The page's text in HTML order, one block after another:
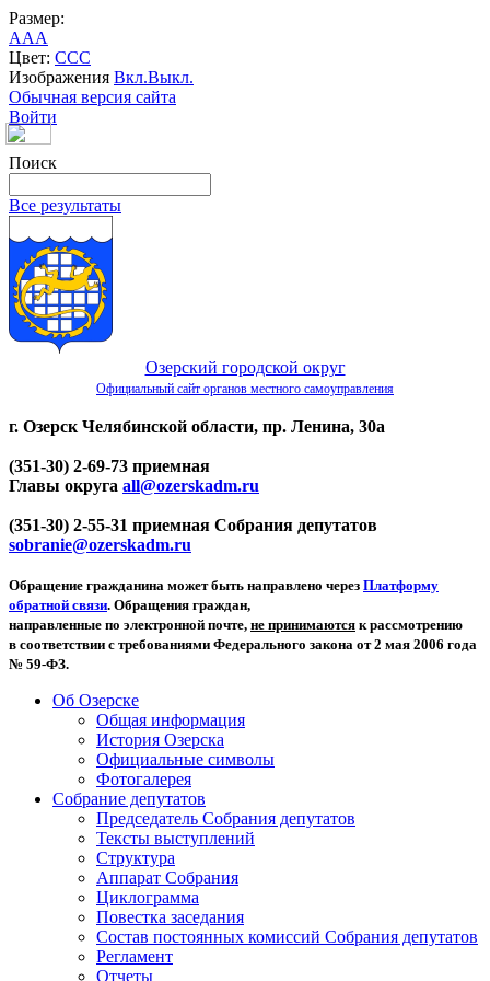
Размер:
AAA
Цвет: CCC
Изображения Вкл.Выкл.
Обычная версия сайта
Войти
Поиск
Все результаты
Озерский городской округ
Официальный сайт органов местного самоуправления
г. Озерск Челябинской области, пр. Ленина, 30а
(351-30) 2-69-73 приемная
Главы округа all@ozerskadm.ru
(351-30) 2-55-31 приемная Собрания депутатов
sobranie@ozerskadm.ru
Обращение гражданина может быть направлено через Платформу
обратной связи. Обращения граждан,
направленные по электронной почте, не принимаются к рассмотрению
в соответствии с требованиями Федерального закона от 2 мая 2006 года
№ 59-ФЗ.
Об Озерске
Общая информация
История Озерска
Официальные символы
Фотогалерея
Собрание депутатов
Председатель Собрания депутатов
Тексты выступлений
Структура
Аппарат Собрания
Циклограмма
Повестка заседания
Состав постоянных комиссий Собрания депутатов
Регламент
Отчеты